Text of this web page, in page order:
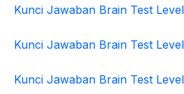
Kunci Jawaban Brain Test
Kunci Jawaban Brain Test
Kunci Jawaban Brain Test